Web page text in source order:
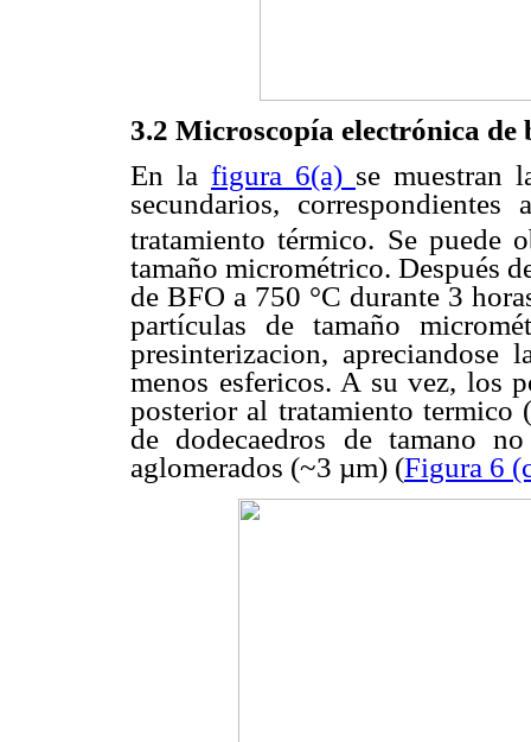
3.2 Microscopía electrónica
En la figura 6(a) se muestran
secundarios,
tratamiento térmico. Se puede
tamaño micrométrico. Después
de BFO a 750 °C durante 3
partículas de tamaño
presinterizacion,
menos esfericos. A su vez, los
posterior al tratamiento termico
de dodecaedros de tamano
aglomerados (~3 µm) (Figura 6